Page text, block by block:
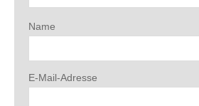
Name
E-Mail-Adresse